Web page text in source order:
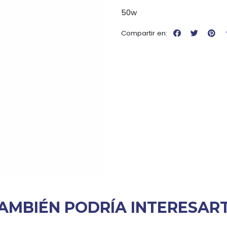
50w
Compartir en:
PODRÍA